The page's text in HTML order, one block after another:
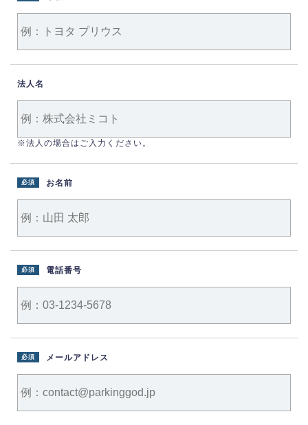
法人名
※法人の場合はご入力ください。
お名前
必須
電話番号
必須
メールアドレス
必須